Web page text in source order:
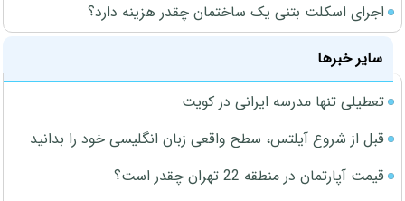
اجرای اسکلت بتنی یک ساختمان چقدر هزینه دارد؟
سایر خبرها
تعطیلی تنها مدرسه ایرانی در کویت
قبل از شروع آیلتس، سطح واقعی زبان انگلیسی خود را بدانید
قیمت آپارتمان در منطقه 22 تهران چقدر است؟